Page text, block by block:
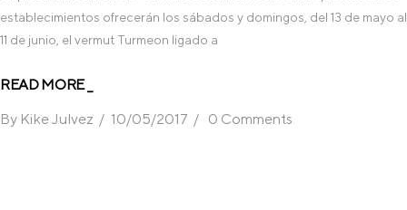
establecimientos ofrecerán los sábados y domingos, del 13 de mayo al
11 de junio, el vermut Turmeon ligado a
READ MORE _
By Kike Julvez 10/05/2017 0 Comments